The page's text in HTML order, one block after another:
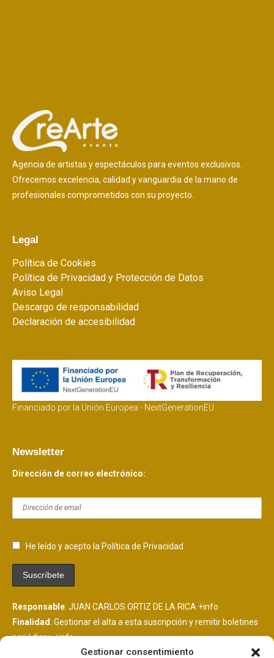
Gestionar consentimiento
Agencia de artistas y espectáculos para eventos exclusivos.
Ofrecemos excelencia, calidad y vanguardia de la mano de
profesionales comprometidos con su proyecto.
Legal
Política de Cookies
Política de Privacidad y Protección de Datos
Aviso Legal
Descargo de responsabilidad
Declaración de accesibilidad
Financiado por la Unión Europea - NextGenerationEU
Newsletter
Dirección de correo electrónico:
He leído y acepto la Política de Privacidad
Responsable: JUAN CARLOS ORTIZ DE LA RICA +info
Finalidad: Gestionar el alta a esta suscripción y remitir boletines
periódicos+info
: Consentimiento del interesado+info